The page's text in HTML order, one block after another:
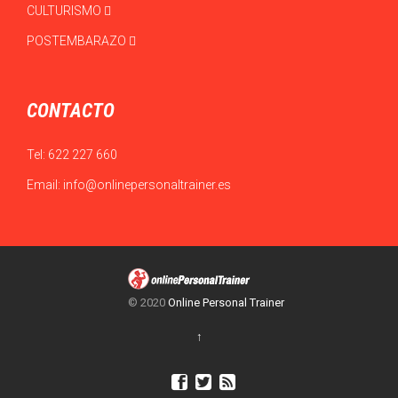
CULTURISMO
POSTEMBARAZO
CONTACTO
Tel: 622 227 660
Email: info@onlinepersonaltrainer.es
© 2020 Online Personal Trainer
↑
  